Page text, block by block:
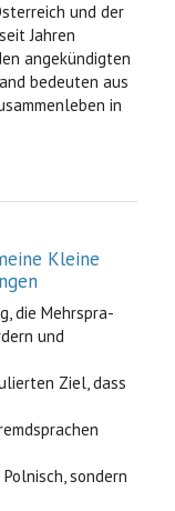
und der
Jahren
angekündigten
bedeuten aus
in
Kleine
die Mehrspra-
und
Ziel, dass
sondern